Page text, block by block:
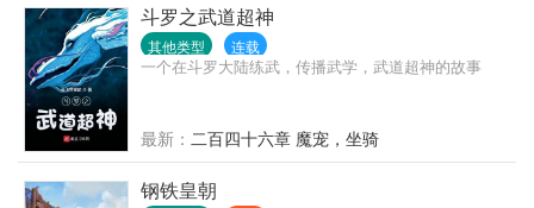
斗罗之武道超神
其他类型 连载
一个在斗罗大陆练武，传播武学，武道超神的故事
最新： 二百四十六章 魔宠，坐骑
钢铁皇朝